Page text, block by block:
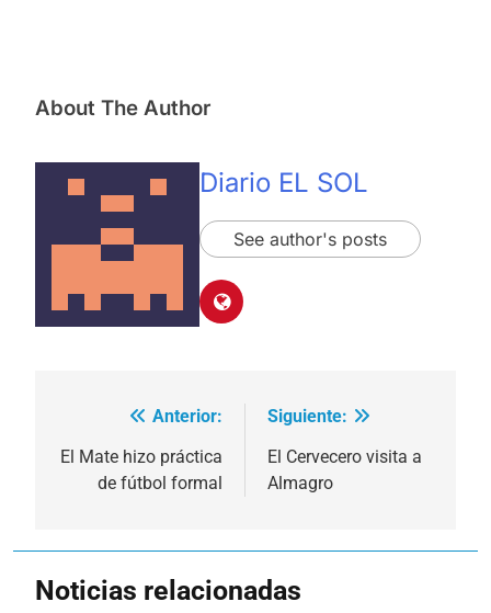
About The Author
Diario EL SOL
See author's posts
Navegación
de
Anterior:
El Mate hizo práctica
de fútbol formal
Siguiente:
El Cervecero visita a
Almagro
Noticias relacionadas